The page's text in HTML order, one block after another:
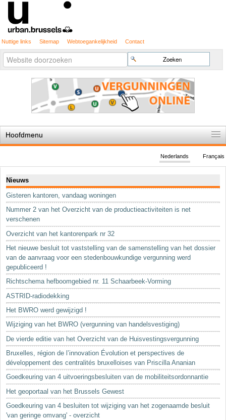
Nuttige links Sitemap Webtoegankelijkheid Contact
Zoek
Geavanceerd
zoeken...
Hoofdmenu
De spelregels
Stedenbouwkundige vergunning
Cartografie
Studies en publicaties
Sleutelwoorden
Stedenbouwkundige inlichtingen
Français
Nederlands
Nieuws
Gisteren kantoren, vandaag woningen
Nummer 2 van het Overzicht van de productieactiviteiten is net
verschenen
Overzicht van het kantorenpark nr 32
Het nieuwe besluit tot vaststelling van de samenstelling van het dossier
van de aanvraag voor een stedenbouwkundige vergunning werd
gepubliceerd !
Richtschema hefboomgebied nr. 11 Schaarbeek-Vorming
ASTRID-radiodekking
Het BWRO werd gewijzigd !
Wijziging van het BWRO (vergunning van handelsvestiging)
De vierde editie van het Overzicht van de Huisvestingsvergunning
Bruxelles, région de l’innovation Évolution et perspectives de
développement des centralités bruxelloises van Priscilla Ananian
Goedkeuring van 4 uitvoeringsbesluiten van de mobiliteitsordonnantie
Het geoportaal van het Brussels Gewest
Goedkeuring van 4 besluiten tot wijziging van het zogenaamde besluit
'van geringe omvang' - overzicht